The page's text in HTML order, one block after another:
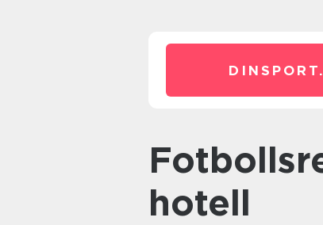
DINSPORT.
Fotbollsresa med biljett och
hotell